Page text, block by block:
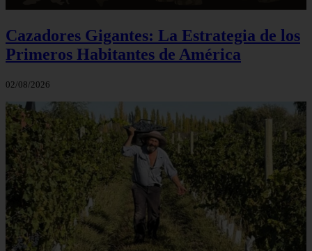
Cazadores Gigantes: La Estrategia de los
Primeros Habitantes de América
02/08/2026